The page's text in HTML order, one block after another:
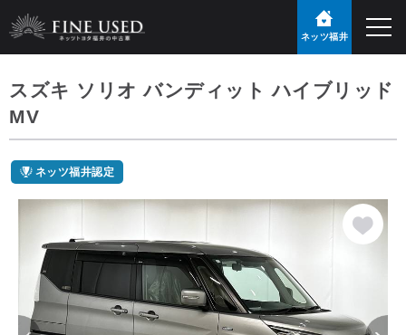
ネッツ福井
スズキ ソリオ バンディット ハイブリッド
MV
ネッツ福井認定